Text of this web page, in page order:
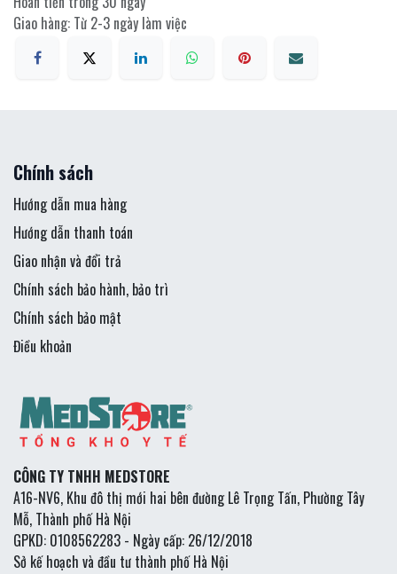
Giao hàng: Từ 2-3 ngày làm việc
Chính sách
Hướng dẫn mua hàng
Hướng dẫn thanh toán
Giao nhận và đổi trả
Chính sách bảo hành, bảo trì
Chính sách bảo mật
Điều khoản
CÔNG TY TNHH MEDSTORE
A16-NV6, Khu đô thị mới hai bên đường Lê Trọng Tấn, Phường Tây
Mỗ, Thành phố Hà Nội
GPKD: 0108562283 - Ngày cấp: 26/12/2018
Sở kế hoạch và đầu tư thành phố Hà Nội